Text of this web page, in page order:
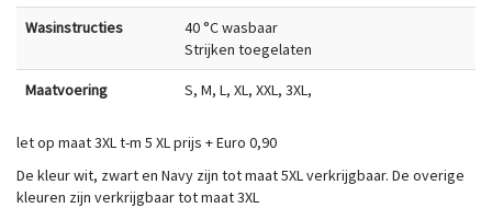
Wasinstructies
40 °C wasbaar
Strijken toegelaten
Maatvoering S, M, L, XL, XXL, 3XL,
let op maat 3XL t-m 5 XL prijs + Euro 0,90
De kleur wit, zwart en Navy zijn tot maat 5XL verkrijgbaar. De overige
kleuren zijn verkrijgbaar tot maat 3XL